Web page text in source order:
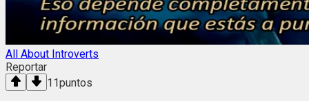
All About Introverts
Reportar
11puntos